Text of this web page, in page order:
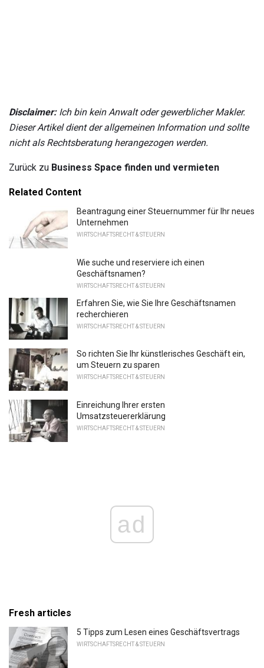
Disclaimer:Ich bin kein Anwalt oder gewerblicher Makler.
Dieser Artikel dient der allgemeinen Information und sollte
nicht als Rechtsberatung herangezogen werden.
Zurück zu Business Space finden und vermieten
Related Content
Beantragung einer Steuernummer für Ihr neues
Unternehmen
WIRTSCHAFTSRECHT & STEUERN
Wie suche und reserviere ich einen
Geschäftsnamen?
WIRTSCHAFTSRECHT & STEUERN
Erfahren Sie, wie Sie Ihre Geschäftsnamen
recherchieren
WIRTSCHAFTSRECHT & STEUERN
So richten Sie Ihr künstlerisches Geschäft ein,
um Steuern zu sparen
WIRTSCHAFTSRECHT & STEUERN
Einreichung Ihrer ersten
Umsatzsteuererklärung
WIRTSCHAFTSRECHT & STEUERN
ad
Fresh articles
5 Tipps zum Lesen eines Geschäftsvertrags
WIRTSCHAFTSRECHT & STEUERN